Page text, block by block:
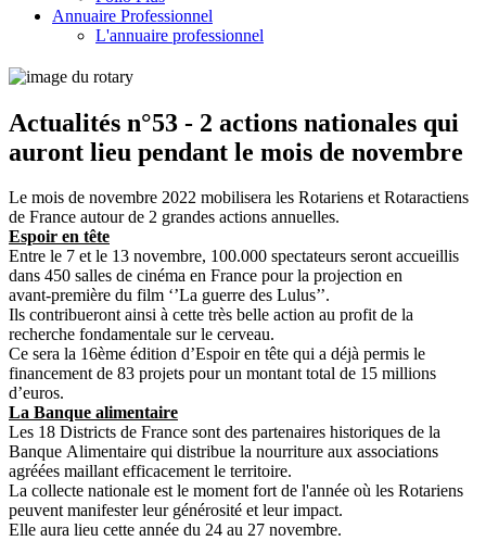
Annuaire Professionnel
L'annuaire professionnel
Actualités n°53 - 2 actions nationales qui
auront lieu pendant le mois de novembre
Le mois de novembre 2022 mobilisera les Rotariens et Rotaractiens
de France autour de 2 grandes actions annuelles.
Espoir en tête
Entre le 7 et le 13 novembre, 100.000 spectateurs seront accueillis
dans 450 salles de cinéma en France pour la projection en
avant-première du film ‘’La guerre des Lulus’’.
Ils contribueront ainsi à cette très belle action au profit de la
recherche fondamentale sur le cerveau.
Ce sera la 16ème édition d’Espoir en tête qui a déjà permis le
financement de 83 projets pour un montant total de 15 millions
d’euros.
La Banque alimentaire
Les 18 Districts de France sont des partenaires historiques de la
Banque Alimentaire qui distribue la nourriture aux associations
agréées maillant efficacement le territoire.
La collecte nationale est le moment fort de l'année où les Rotariens
peuvent manifester leur générosité et leur impact.
Elle aura lieu cette année du 24 au 27 novembre.